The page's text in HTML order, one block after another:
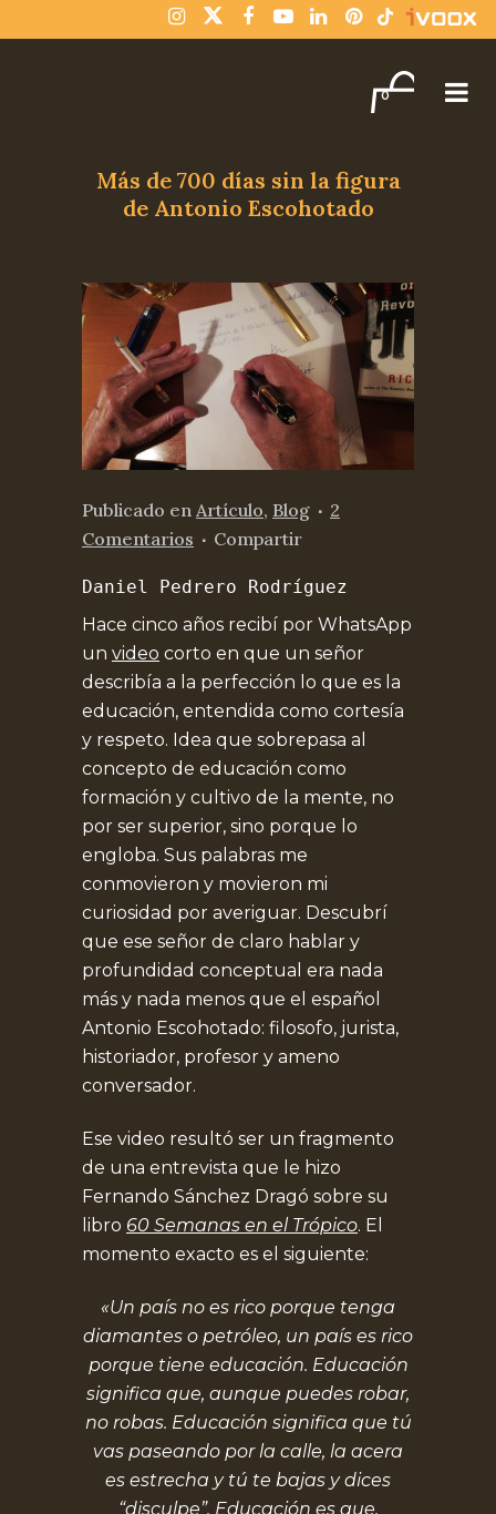
¡Compra varios libros y paga solo un envío! Descartar
0
Más de 700 días sin la figura
de Antonio Escohotado
Publicado en Artículo, Blog
2
Comentarios
Compartir
Daniel Pedrero Rodríguez
Hace cinco años recibí por WhatsApp
un video corto en que un señor
describía a la perfección lo que es la
educación, entendida como cortesía
y respeto. Idea que sobrepasa al
concepto de educación como
formación y cultivo de la mente, no
por ser superior, sino porque lo
engloba. Sus palabras me
conmovieron y movieron mi
curiosidad por averiguar. Descubrí
que ese señor de claro hablar y
profundidad conceptual era nada
más y nada menos que el español
Antonio Escohotado: filosofo, jurista,
historiador, profesor y ameno
conversador.
Ese video resultó ser un fragmento
de una entrevista que le hizo
Fernando Sánchez Dragó sobre su
libro 60 Semanas en el Trópico. El
momento exacto es el siguiente:
«Un país no es rico porque tenga
diamantes o petróleo, un país es rico
porque tiene educación. Educación
significa que, aunque puedes robar,
no robas. Educación significa que tú
vas paseando por la calle, la acera
es estrecha y tú te bajas y dices
“disculpe”. Educación es que,